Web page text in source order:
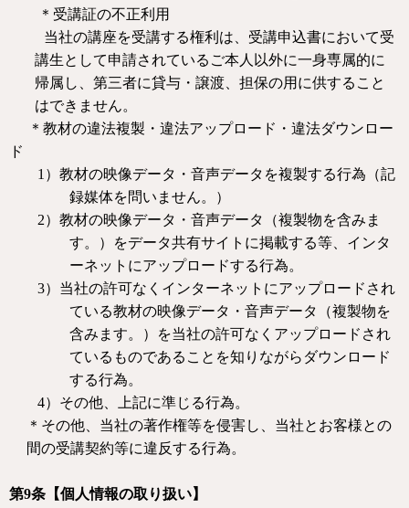
＊受講証の不正利用
当社の講座を受講する権利は、受講申込書において受
講生として申請されているご本人以外に一身専属的に
帰属し、第三者に貸与・譲渡、担保の用に供すること
はできません。
＊教材の違法複製・違法アップロード・違法ダウンロー
ド
1 ）教材の映像データ・音声データを複製する行為（記
録媒体を問いません。）
2）教材の映像データ・音声データ（複製物を含みま
す。）をデータ共有サイトに掲載する等、インタ
ーネットにアップロードする行為。
3）当社の許可なくインターネットにアップロードされ
ている教材の映像データ・音声データ（複製物を
含みます。）を当社の許可なくアップロードされ
ているものであることを知りながらダウンロード
する行為。
4）その他、上記に準じる行為。
＊その他、当社の著作権等を侵害し、当社とお客様との
間の受講契約等に違反する行為。
第9条【個人情報の取り扱い】